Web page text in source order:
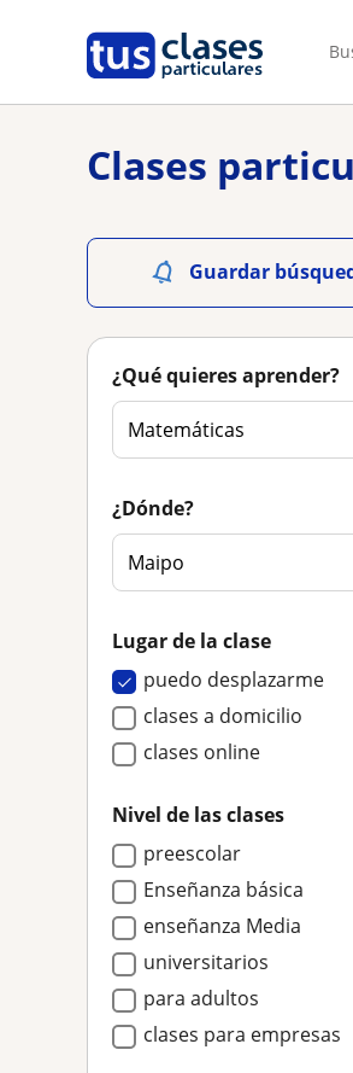
Clases
Guardar
¿Qué quieres aprender?
¿Dónde?
Lugar de la clase
puedo desplazarme
clases a domicilio
clases online
Nivel de las clases
preescolar
Enseñanza básica
enseñanza Media
universitarios
para adultos
clases para empresas